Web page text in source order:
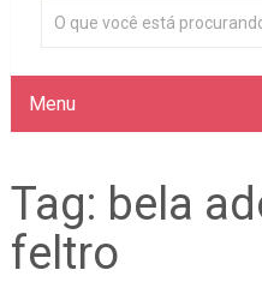
Menu
Tag: bela
feltro